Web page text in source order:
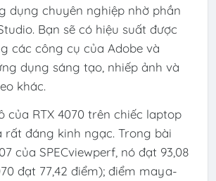
dụng chuyên nghiệp nhờ phần
Bạn sẽ có hiệu suất được
các công cụ của Adobe và
dụng sáng tạo, nhiếp ảnh và
khác.
của RTX 4070 trên chiếc laptop
rất đáng kinh ngạc. Trong bài
của SPECviewperf, nó đạt 93,08
đạt 77,42 điểm); điểm maya-